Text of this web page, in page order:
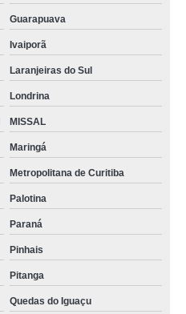
Guarapuava
Ivaiporã
Laranjeiras do Sul
Londrina
MISSAL
Maringá
Metropolitana de Curitiba
Palotina
Paraná
Pinhais
Pitanga
Quedas do Iguaçu